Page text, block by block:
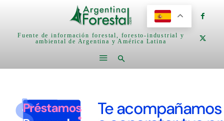
Fuente de información forestal, foresto-industrial y
ambiental de Argentina y América Latina